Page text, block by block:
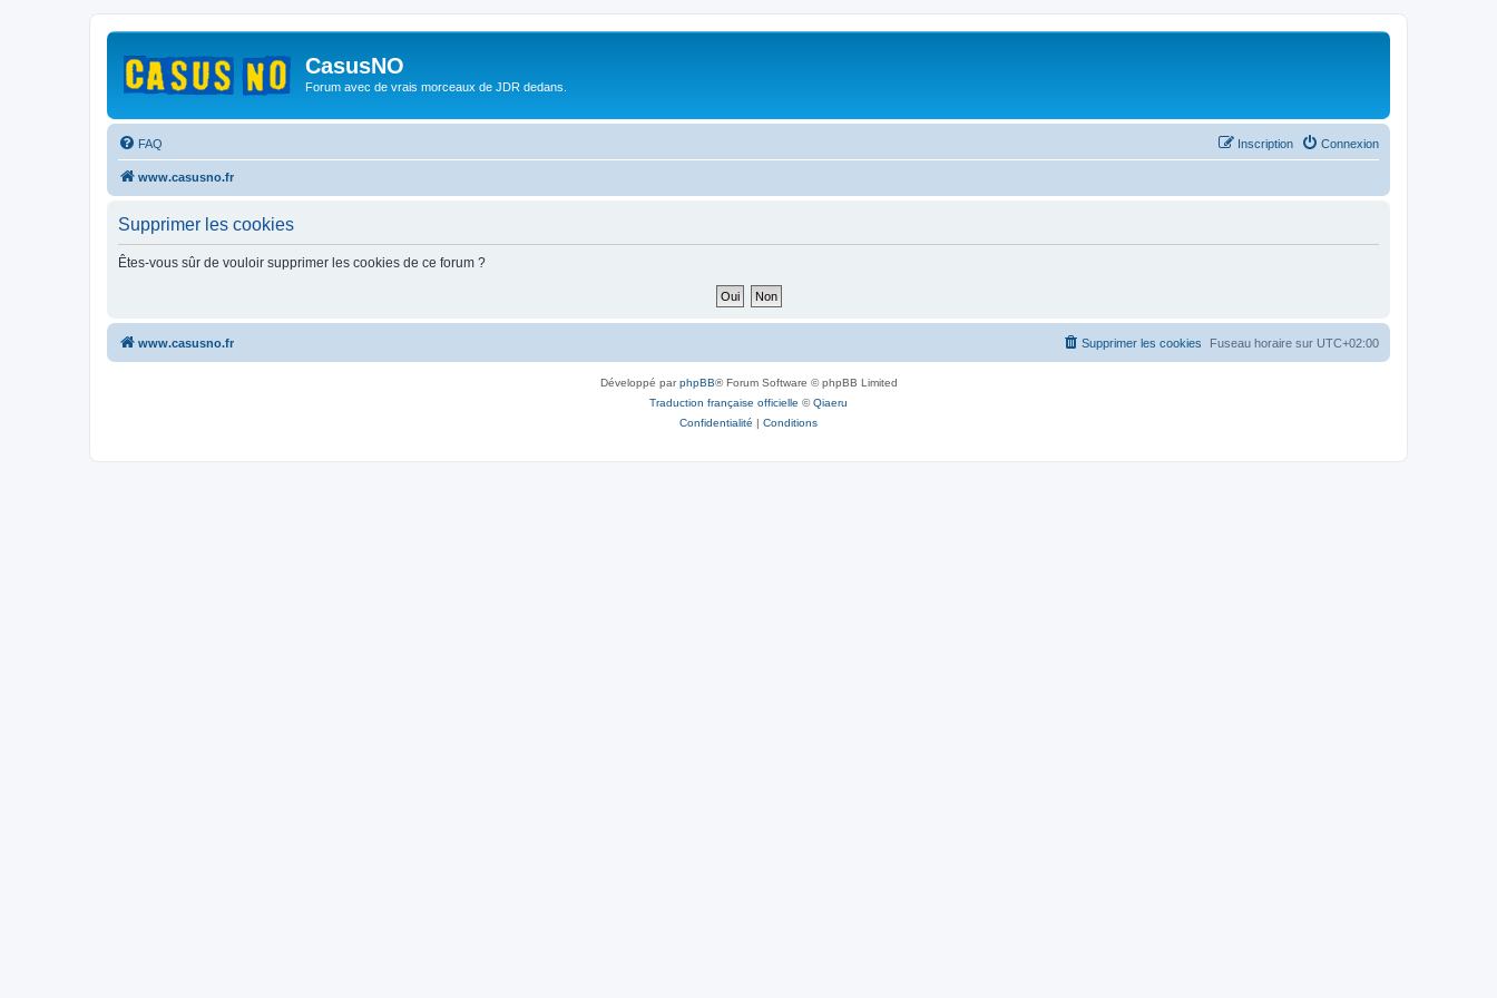
CasusNO
Forum avec de vrais morceaux de JDR dedans.
FAQ Connexion
Inscription
www.casusno.fr
Supprimer les cookies
Êtes-vous sûr de vouloir supprimer les cookies de ce forum ?
www.casusno.fr Fuseau horaire sur UTC+02:00
Supprimer les cookies
Développé parphpBB® Forum Software © phpBB Limited
Traduction française officielle ©Qiaeru
Confidentialité | Conditions